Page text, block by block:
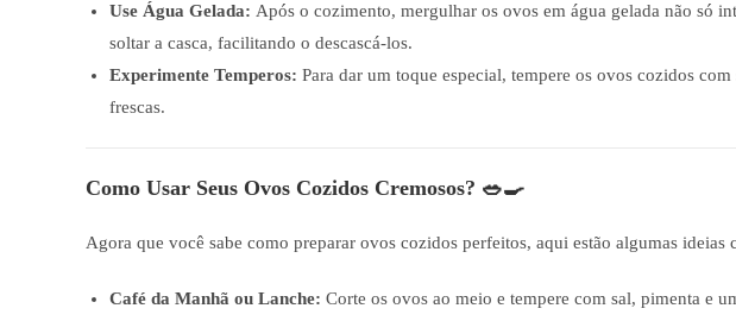
Use Água Gelada: Após o cozimento, mergulhar os ovos em água gelada não só
soltar a casca, facilitando o descascá-los.
Experimente Temperos: Para dar um toque especial, tempere os ovos cozidos
frescas.
Como Usar Seus Ovos Cozidos Cremosos? 🥗🍳
Agora que você sabe como preparar ovos cozidos perfeitos, aqui estão algumas ideias
Café da Manhã ou Lanche: Corte os ovos ao meio e tempere com sal, pimenta e